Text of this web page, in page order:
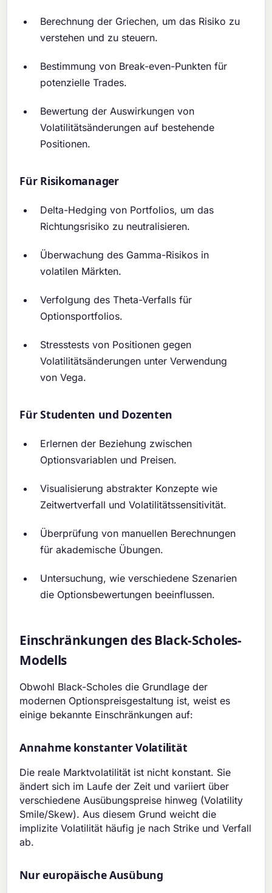
Berechnung der Griechen, um das Risiko zu
verstehen und zu steuern.
Bestimmung von Break-even-Punkten für
potenzielle Trades.
Bewertung der Auswirkungen von
Volatilitätsänderungen auf bestehende
Positionen.
Für Risikomanager
Delta-Hedging von Portfolios, um das
Richtungsrisiko zu neutralisieren.
Überwachung des Gamma-Risikos in
volatilen Märkten.
Verfolgung des Theta-Verfalls für
Optionsportfolios.
Stresstests von Positionen gegen
Volatilitätsänderungen unter Verwendung
von Vega.
Für Studenten und Dozenten
Erlernen der Beziehung zwischen
Optionsvariablen und Preisen.
Visualisierung abstrakter Konzepte wie
Zeitwertverfall und Volatilitätssensitivität.
Überprüfung von manuellen Berechnungen
für akademische Übungen.
Untersuchung, wie verschiedene Szenarien
die Optionsbewertungen beeinflussen.
Einschränkungen des Black-Scholes-
Modells
Obwohl Black-Scholes die Grundlage der
modernen Optionspreisgestaltung ist, weist es
einige bekannte Einschränkungen auf:
Annahme konstanter Volatilität
Die reale Marktvolatilität ist nicht konstant. Sie
ändert sich im Laufe der Zeit und variiert über
verschiedene Ausübungspreise hinweg (Volatility
Smile/Skew). Aus diesem Grund weicht die
implizite Volatilität häufig je nach Strike und Verfall
ab.
Nur europäische Ausübung